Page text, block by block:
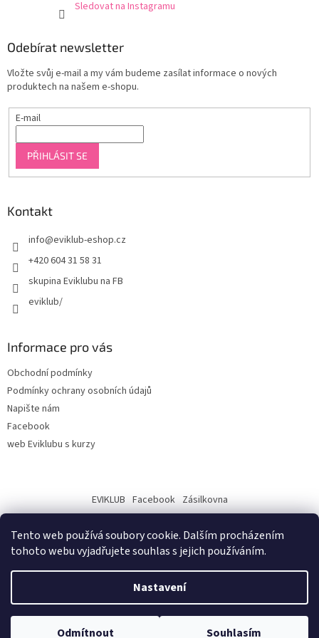
Tento web používá soubory cookie. Dalším procházením
tohoto webu vyjadřujete souhlas s jejich používáním.
Nastavení
Odmítnout Souhlasím
Sledovat na Instagramu
Odebírat newsletter
Vložte svůj e-mail a my vám budeme zasílat informace o nových
produktech na našem e-shopu.
E-mail
PŘIHLÁSIT SE
Kontakt
info@eviklub-eshop.cz
+420 604 31 58 31
skupina Eviklubu na FB
eviklub/
Informace pro vás
Obchodní podmínky
Podmínky ochrany osobních údajů
Napište nám
Facebook
web Eviklubu s kurzy
EVIKLUB Facebook Zásilkovna
Vytvořil Shoptet
Copyright 2026Eviklub - eshop . Všechna práva vyhrazena.